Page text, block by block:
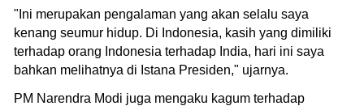
"Ini merupakan pengalaman yang akan selalu saya
kenang seumur hidup. Di Indonesia, kasih yang dimiliki
terhadap orang Indonesia terhadap India, hari ini saya
bahkan melihatnya di Istana Presiden," ujarnya.
PM Narendra Modi juga mengaku kagum terhadap